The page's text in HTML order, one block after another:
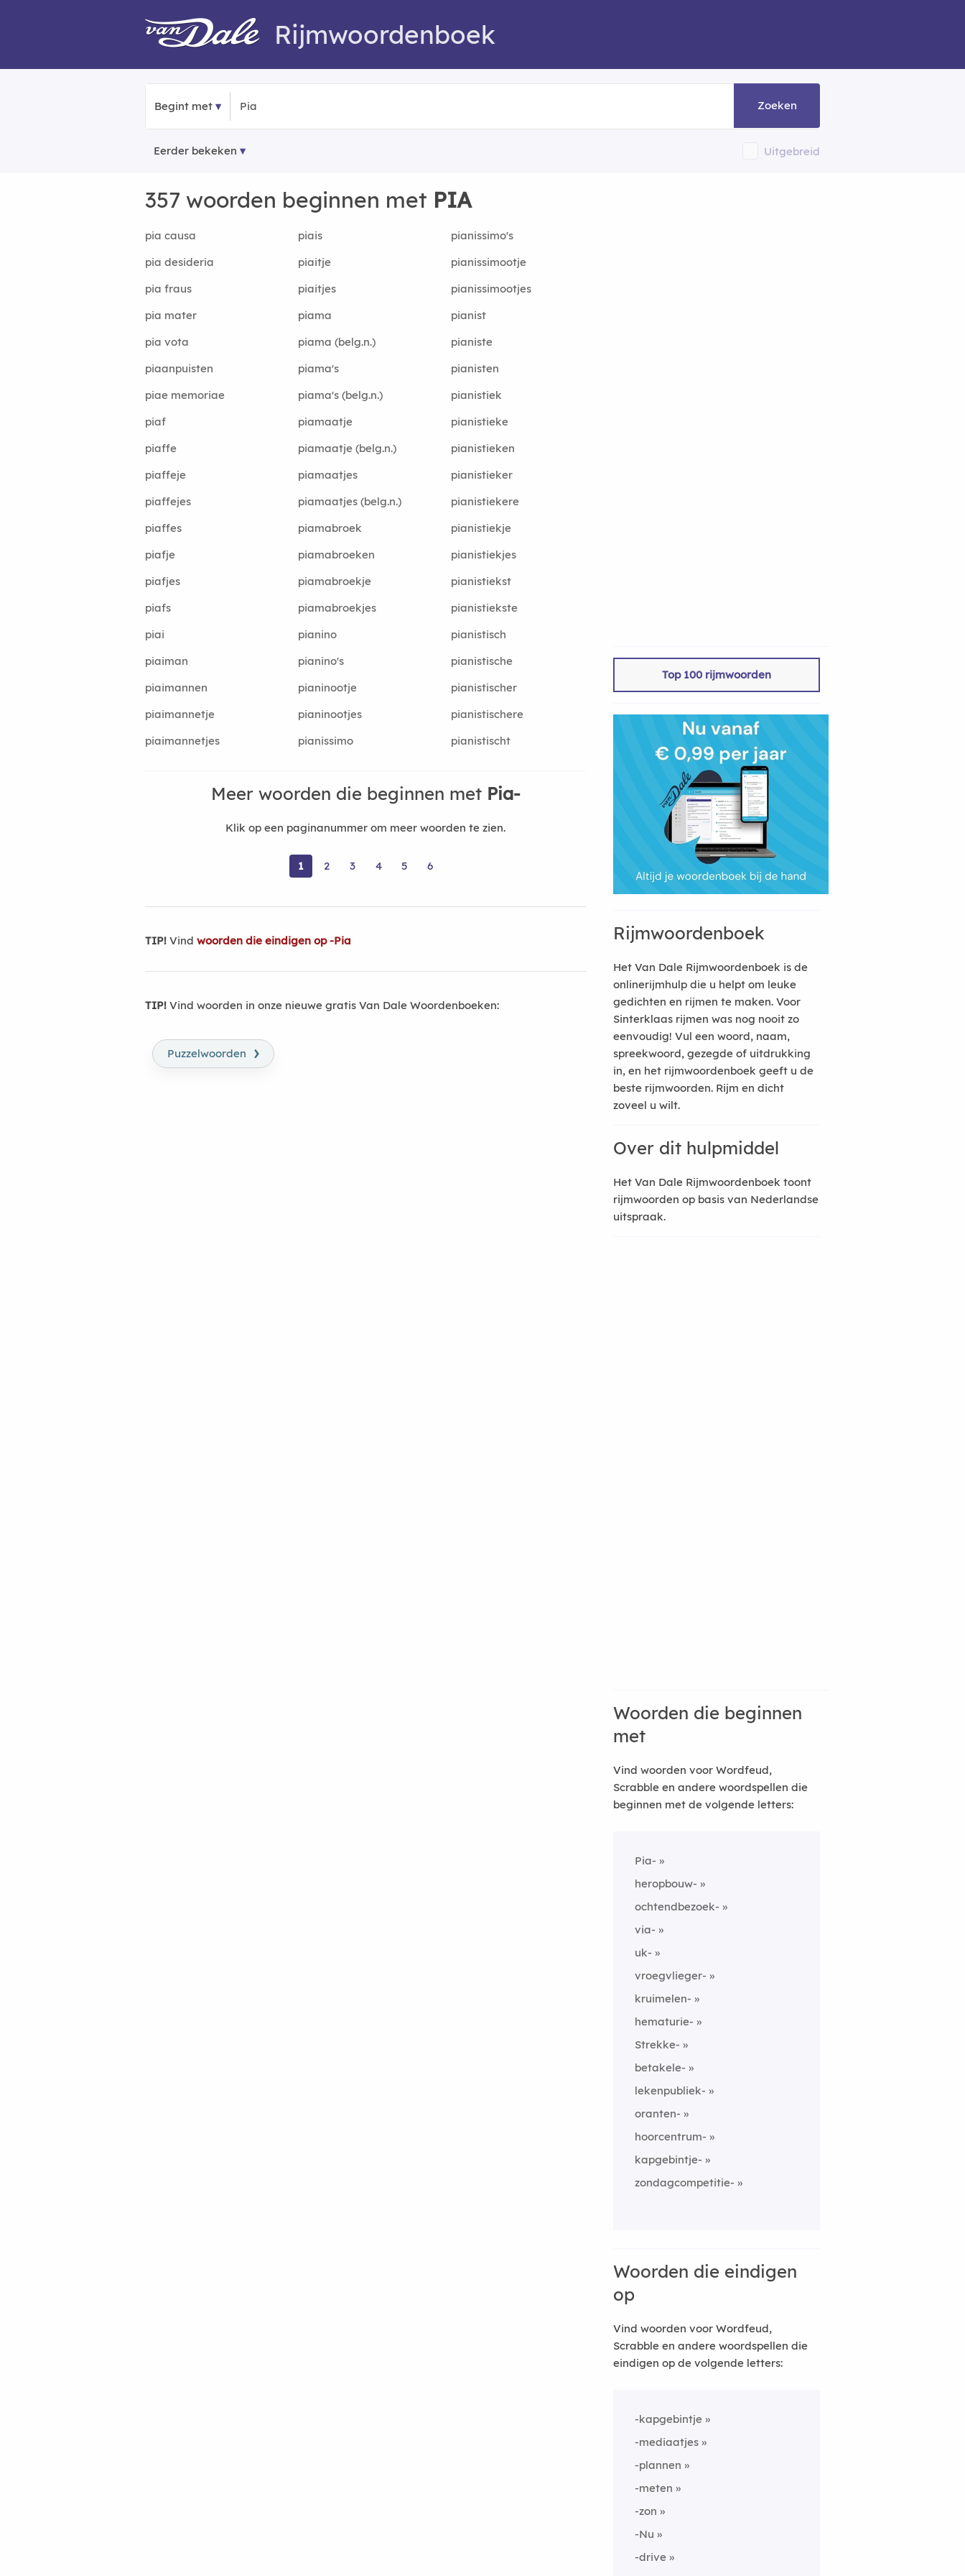
Rijmwoordenboek
Begint met Zoeken
Eerder bekeken Uitgebreid
357 woorden beginnen met PIA
pia causa piais
pianissimo's
pia desideria
piaitje
pianissimootje
pia fraus
piaitjes
pianissimootjes
pia mater
piama
pianist
pia vota
piama (belg.n.)
pianiste
piaanpuisten
piama's
pianisten
piae memoriae
piama's (belg.n.)
pianistiek
piaf
piamaatje
pianistieke
piaffe
piamaatje (belg.n.)
pianistieken
piaffeje
piamaatjes
pianistieker
piaffejes
piamaatjes (belg.n.)
pianistiekere
piaffes
piamabroek
pianistiekje
piafje
piamabroeken
pianistiekjes
piafjes
piamabroekje
pianistiekst
piafs
piamabroekjes
pianistiekste
piai
pianino
pianistisch
piaiman
pianino's
pianistische
piaimannen
pianinootje
pianistischer
piaimannetje
pianinootjes
pianistischere
piaimannetjes
pianissimo pianistischt
Meer woorden die beginnen met Pia-
Klik op een paginanummer om meer woorden te zien.
1 2 3 4 5 6
TIP! Vind woorden die eindigen op -Pia
TIP! Vind woorden in onze nieuwe gratis Van Dale Woordenboeken:
Puzzelwoorden ›
Top 100 rijmwoorden
Rijmwoordenboek
Het Van Dale Rijmwoordenboek is de
onlinerijmhulp die u helpt om leuke
gedichten en rijmen te maken. Voor
Sinterklaas rijmen was nog nooit zo
eenvoudig! Vul een woord, naam,
spreekwoord, gezegde of uitdrukking
in, en het rijmwoordenboek geeft u de
beste rijmwoorden. Rijm en dicht
zoveel u wilt.
Over dit hulpmiddel
Het Van Dale Rijmwoordenboek toont
rijmwoorden op basis van Nederlandse
uitspraak.
Woorden die beginnen
met
Vind woorden voor Wordfeud,
Scrabble en andere woordspellen die
beginnen met de volgende letters:
Pia-
heropbouw-
ochtendbezoek-
via-
uk-
vroegvlieger-
kruimelen-
hematurie-
Strekke-
betakele-
lekenpubliek-
oranten-
hoorcentrum-
kapgebintje-
zondagcompetitie-
Woorden die eindigen
op
Vind woorden voor Wordfeud,
Scrabble en andere woordspellen die
eindigen op de volgende letters:
-kapgebintje
-mediaatjes
-plannen
-meten
-zon
-Nu
-drive